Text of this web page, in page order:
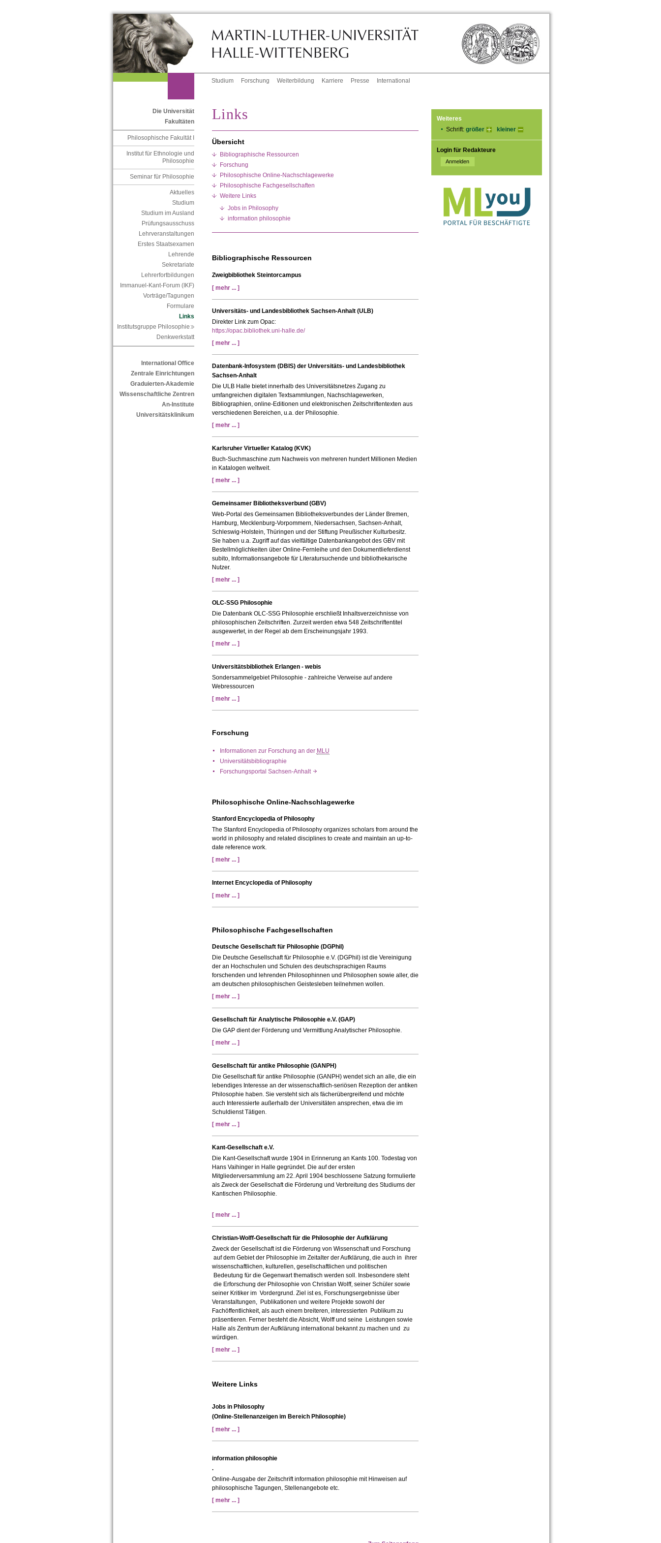
Studium Forschung Weiterbildung Karriere Presse International
Die Universität
Fakultäten
Philosophische Fakultät I
Institut für Ethnologie und
Philosophie
Seminar für Philosophie
Aktuelles
Studium
Studium im Ausland
Prüfungsausschuss
Lehrveranstaltungen
Erstes Staatsexamen
Lehrende
Sekretariate
Lehrerfortbildungen
Immanuel-Kant-Forum (IKF)
Vorträge/Tagungen
Formulare
Links
Institutsgruppe Philosophie
Denkwerkstatt
International Office
Zentrale Einrichtungen
Graduierten-Akademie
Wissenschaftliche Zentren
An-Institute
Universitätsklinikum
Weiteres
Schrift: größer kleiner
Login für Redakteure
Links
Übersicht
Bibliographische Ressourcen
Forschung
Philosophische Online-Nachschlagewerke
Philosophische Fachgesellschaften
Weitere Links
Jobs in Philosophy
information philosophie
Bibliographische Ressourcen
Zweigbibliothek Steintorcampus
[ mehr ... ]
Universitäts- und Landesbibliothek Sachsen-Anhalt (ULB)
Direkter Link zum Opac:
https://opac.bibliothek.uni-halle.de/
[ mehr ... ]
Datenbank-Infosystem (DBIS) der Universitäts- und Landesbibliothek
Sachsen-Anhalt
Die ULB Halle bietet innerhalb des Universitätsnetzes Zugang zu
umfangreichen digitalen Textsammlungen, Nachschlagewerken,
Bibliographien, online-Editionen und elektronischen Zeitschriftentexten aus
verschiedenen Bereichen, u.a. der Philosophie.
[ mehr ... ]
Karlsruher Virtueller Katalog (KVK)
Buch-Suchmaschine zum Nachweis von mehreren hundert Millionen Medien
in Katalogen weltweit.
[ mehr ... ]
Gemeinsamer Bibliotheksverbund (GBV)
Web-Portal des Gemeinsamen Bibliotheksverbundes der Länder Bremen,
Hamburg, Mecklenburg-Vorpommern, Niedersachsen, Sachsen-Anhalt,
Schleswig-Holstein, Thüringen und der Stiftung Preußischer Kulturbesitz.
Sie haben u.a. Zugriff auf das vielfältige Datenbankangebot des GBV mit
Bestellmöglichkeiten über Online-Fernleihe und den Dokumentlieferdienst
subito, Informationsangebote für Literatursuchende und bibliothekarische
Nutzer.
[ mehr ... ]
OLC-SSG Philosophie
Die Datenbank OLC-SSG Philosophie erschließt Inhaltsverzeichnisse von
philosophischen Zeitschriften. Zurzeit werden etwa 548 Zeitschriftentitel
ausgewertet, in der Regel ab dem Erscheinungsjahr 1993.
[ mehr ... ]
Universitätsbibliothek Erlangen - webis
Sondersammelgebiet Philosophie - zahlreiche Verweise auf andere
Webressourcen
[ mehr ... ]
Forschung
Informationen zur Forschung an der MLU
Universitätsbibliographie
Forschungsportal Sachsen-Anhalt
Philosophische Online-Nachschlagewerke
Stanford Encyclopedia of Philosophy
The Stanford Encyclopedia of Philosophy organizes scholars from around the
world in philosophy and related disciplines to create and maintain an up-to-
date reference work.
[ mehr ... ]
Internet Encyclopedia of Philosophy
[ mehr ... ]
Philosophische Fachgesellschaften
Deutsche Gesellschaft für Philosophie (DGPhil)
Die Deutsche Gesellschaft für Philosophie e.V. (DGPhil) ist die Vereinigung
der an Hochschulen und Schulen des deutschsprachigen Raums
forschenden und lehrenden Philosophinnen und Philosophen sowie aller, die
am deutschen philosophischen Geistesleben teilnehmen wollen.
[ mehr ... ]
Gesellschaft für Analytische Philosophie e.V. (GAP)
Die GAP dient der Förderung und Vermittlung Analytischer Philosophie.
[ mehr ... ]
Gesellschaft für antike Philosophie (GANPH)
Die Gesellschaft für antike Philosophie (GANPH) wendet sich an alle, die ein
lebendiges Interesse an der wissenschaftlich-seriösen Rezeption der antiken
Philosophie haben. Sie versteht sich als fächerübergreifend und möchte
auch Interessierte außerhalb der Universitäten ansprechen, etwa die im
Schuldienst Tätigen.
[ mehr ... ]
Kant-Gesellschaft e.V.
Die Kant-Gesellschaft wurde 1904 in Erinnerung an Kants 100. Todestag von
Hans Vaihinger in Halle gegründet. Die auf der ersten
Mitgliederversammlung am 22. April 1904 beschlossene Satzung formulierte
als Zweck der Gesellschaft die Förderung und Verbreitung des Studiums der
Kantischen Philosophie.
[ mehr ... ]
Christian-Wolff-Gesellschaft für die Philosophie der Aufklärung
Zweck der Gesellschaft ist die Förderung von Wissenschaft und Forschung
auf dem Gebiet der Philosophie im Zeitalter der Aufklärung, die auch in ihrer
wissenschaftlichen, kulturellen, gesellschaftlichen und politischen
Bedeutung für die Gegenwart thematisch werden soll. Insbesondere steht
die Erforschung der Philosophie von Christian Wolff, seiner Schüler sowie
seiner Kritiker im Vordergrund. Ziel ist es, Forschungsergebnisse über
Veranstaltungen, Publikationen und weitere Projekte sowohl der
Fachöffentlichkeit, als auch einem breiteren, interessierten Publikum zu
präsentieren. Ferner besteht die Absicht, Wolff und seine Leistungen sowie
Halle als Zentrum der Aufklärung international bekannt zu machen und zu
würdigen.
[ mehr ... ]
Weitere Links
Jobs in Philosophy
(Online-Stellenanzeigen im Bereich Philosophie)
[ mehr ... ]
information philosophie
.
Online-Ausgabe der Zeitschrift information philosophie mit Hinweisen auf
philosophische Tagungen, Stellenangebote etc.
[ mehr ... ]